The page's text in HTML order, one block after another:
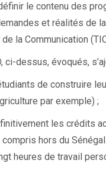
le contenu des
et réalités de
la Communication
dessus, évoqués,
de construire
par exemple) ;
les crédits
hors du
heures de travail